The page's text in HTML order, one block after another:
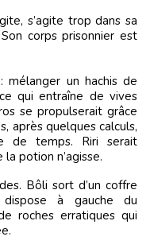
s’agite trop dans sa
corps prisonnier est
mélanger un hachis de
qui entraîne de vives
se propulserait grâce
après quelques calculs,
de temps. Riri serait
potion n’agisse.
à gauche du
roches erratiques qui